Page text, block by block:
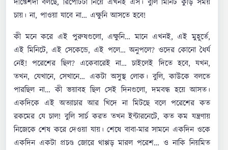
দীপ্তেশদা বলছে, রিপোর্টটা নিয়ে এখনই এস। বুলি মিনিট কুড়ি সময়
চায়। না, পাওয়া যাবে না… এক্ষুনি আসতে হবে!
কী মনে করে এই পুরুষগুলো, এক্ষুনি… মানে এখনই, এই মুহূর্তে,
এই মিনিটে, এই সেকেন্ডে, এই পলে… অনুপলে? ওদের কোনো ধৈর্য
নেই! পরেশের ছিল? একেবারেই না… চাইলেই দিতে হবে, যখন,
তখন, যেখানে, সেখানে… একটা অসুস্থ লোক। বুলি, কাউকে বলতে
পারছিল না… কী ভয়াবহ ছিল সেই দিনগুলো, দমবন্ধ হয়ে আসত।
একদিকে এই অত্যাচার আর খিদে না মিটছে বলে পরেশের কত
রকমের যে চাল! বুলি সার্চ করত তখন ইন্টারনেটে, কত কম যন্ত্রণায়
নিজেকে শেষ করে দেওয়া যায়। শেষে বাবা-মার সামনে একদিন ওকে
একদিন একটা প্রচণ্ড জোরে থাপ্পড় মারল পরেশ… ও নাকি নিয়মিত